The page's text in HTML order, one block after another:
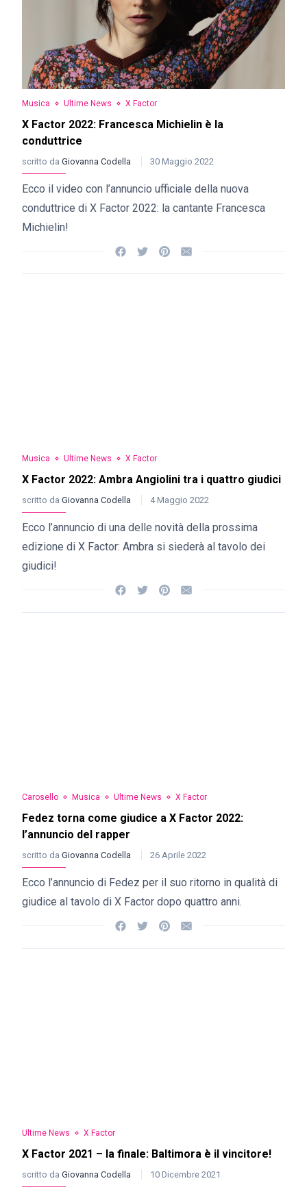
Musica Ultime News X Factor
X Factor 2022: Francesca Michielin è la
conduttrice
scritto da Giovanna Codella 30 Maggio 2022
Ecco il video con l’annuncio ufficiale della nuova
conduttrice di X Factor 2022: la cantante Francesca
Michielin!
Musica Ultime News X Factor
X Factor 2022: Ambra Angiolini tra i quattro giudici
scritto da Giovanna Codella 4 Maggio 2022
Ecco l’annuncio di una delle novità della prossima
edizione di X Factor: Ambra si siederà al tavolo dei
giudici!
Carosello Musica Ultime News X Factor
Fedez torna come giudice a X Factor 2022:
l’annuncio del rapper
scritto da Giovanna Codella 26 Aprile 2022
Ecco l’annuncio di Fedez per il suo ritorno in qualità di
giudice al tavolo di X Factor dopo quattro anni.
Ultime News X Factor
X Factor 2021 – la finale: Baltimora è il vincitore!
scritto da Giovanna Codella 10 Dicembre 2021